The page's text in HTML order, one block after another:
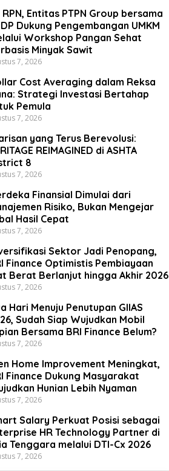
RPN, Entitas PTPN Group bersama
Dukung Pengembangan UMKM
Workshop Pangan Sehat
Minyak Sawit
7, 2026
Cost Averaging dalam Reksa
Strategi Investasi Bertahap
Pemula
7, 2026
yang Terus Berevolusi:
REIMAGINED di ASHTA
8
7, 2026
Finansial Dimulai dari
Risiko, Bukan Mengejar
Hasil Cepat
7, 2026
Sektor Jadi Penopang,
Finance Optimistis Pembiayaan
Berat Berlanjut hingga Akhir 2026
7, 2026
Hari Menuju Penutupan GIIAS
Sudah Siap Wujudkan Mobil
Bersama BRI Finance Belum?
7, 2026
Home Improvement Meningkat,
Finance Dukung Masyarakat
Hunian Lebih Nyaman
7, 2026
Salary Perkuat Posisi sebagai
HR Technology Partner di
Tenggara melalui DTI-Cx 2026
7, 2026